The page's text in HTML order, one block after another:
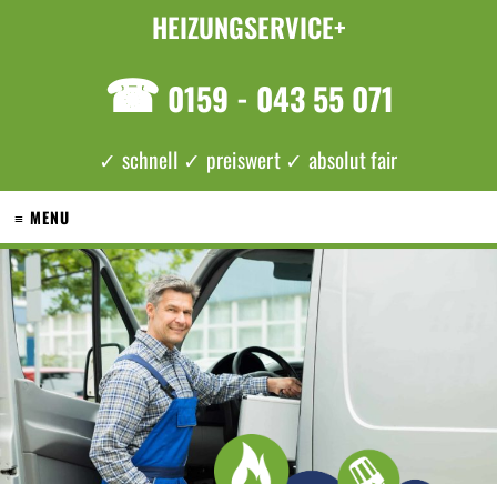
HEIZUNGSERVICE+
☎ 0159 - 043 55 071
✓ schnell ✓ preiswert ✓ absolut fair
≡ MENU